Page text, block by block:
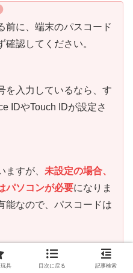
前に、端末のパスコード
認してください。
を入力しているなら、す
IDやTouch IDが設定さ
すが、 未設定の場合、
パソコンが必要になりま
能なので、パスコードは
具 目次に戻る 記事検索